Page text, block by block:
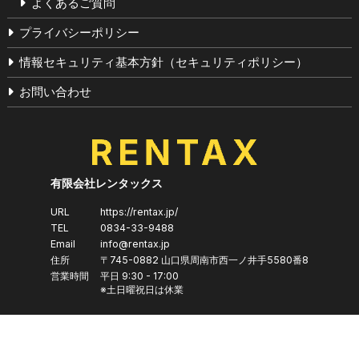
プライバシーポリシー
情報セキュリティ基本方針（セキュリティポリシー）
お問い合わせ
有限会社レンタックス
URL
https://rentax.jp/
TEL
0834-33-9488
Email
info@rentax.jp
住所
〒745-0882 山口県周南市西一ノ井手5580番8
営業時間
平日 9:30 - 17:00
※土日曜祝日は休業